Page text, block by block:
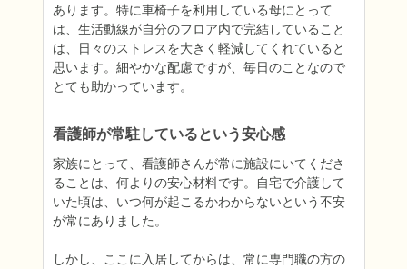
あります。特に車椅子を利用している母にとって
は、生活動線が自分のフロア内で完結していること
は、日々のストレスを大きく軽減してくれていると
思います。細やかな配慮ですが、毎日のことなので
とても助かっています。
看護師が常駐しているという安心感
家族にとって、看護師さんが常に施設にいてくださ
ることは、何よりの安心材料です。自宅で介護して
いた頃は、いつ何が起こるかわからないという不安
が常にありました。
しかし、ここに入居してからは、常に専門職の方の